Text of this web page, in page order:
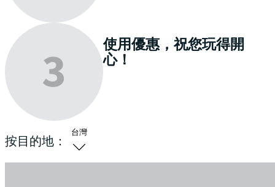
使用優惠，祝您玩得開
心！
按目的地：